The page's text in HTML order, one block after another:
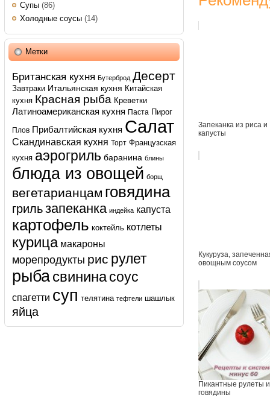
Супы (86)
Холодные соусы (14)
Метки
Британская кухня Бутерброд Десерт
Завтраки Итальянская кухня Китайская
кухня Красная рыба Креветки
Латиноамериканская кухня Паста Пирог
Плов Прибалтийская кухня Салат
Скандинавская кухня Торт Французская
кухня аэрогриль баранина блины
блюда из овощей борщ
вегетарианцам говядина
грильзапеканка индейка капуста
картофель коктейль котлеты
курица макароны
морепродукты рис рулет
рыбасвининасоус
спагетти суп телятина тефтели шашлык
яйца
Запеканка из риса и
капусты
Кукуруза,
овощным соусом
Пикантные рулеты
говядины